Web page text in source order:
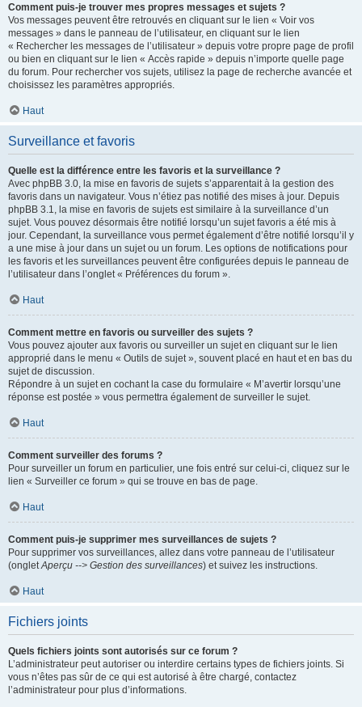
Comment puis-je trouver mes propres messages et sujets ?
Vos messages peuvent être retrouvés en cliquant sur le lien « Voir vos
messages » dans le panneau de l’utilisateur, en cliquant sur le lien
« Rechercher les messages de l’utilisateur » depuis votre propre page de profil
ou bien en cliquant sur le lien « Accès rapide » depuis n’importe quelle page
du forum. Pour rechercher vos sujets, utilisez la page de recherche avancée et
choisissez les paramètres appropriés.
Haut
Surveillance et favoris
Quelle est la différence entre les favoris et la surveillance ?
Avec phpBB 3.0, la mise en favoris de sujets s’apparentait à la gestion des
favoris dans un navigateur. Vous n’étiez pas notifié des mises à jour. Depuis
phpBB 3.1, la mise en favoris de sujets est similaire à la surveillance d’un
sujet. Vous pouvez désormais être notifié lorsqu’un sujet favoris a été mis à
jour. Cependant, la surveillance vous permet également d’être notifié lorsqu’il y
a une mise à jour dans un sujet ou un forum. Les options de notifications pour
les favoris et les surveillances peuvent être configurées depuis le panneau de
l’utilisateur dans l’onglet « Préférences du forum ».
Haut
Comment mettre en favoris ou surveiller des sujets ?
Vous pouvez ajouter aux favoris ou surveiller un sujet en cliquant sur le lien
approprié dans le menu « Outils de sujet », souvent placé en haut et en bas du
sujet de discussion.
Répondre à un sujet en cochant la case du formulaire « M’avertir lorsqu’une
réponse est postée » vous permettra également de surveiller le sujet.
Haut
Comment surveiller des forums ?
Pour surveiller un forum en particulier, une fois entré sur celui-ci, cliquez sur le
lien « Surveiller ce forum » qui se trouve en bas de page.
Haut
Comment puis-je supprimer mes surveillances de sujets ?
Pour supprimer vos surveillances, allez dans votre panneau de l’utilisateur
(ongletAperçu --> Gestion des surveillances) et suivez les instructions.
Haut
Fichiers joints
Quels fichiers joints sont autorisés sur ce forum ?
L’administrateur peut autoriser ou interdire certains types de fichiers joints. Si
vous n’êtes pas sûr de ce qui est autorisé à être chargé, contactez
l’administrateur pour plus d’informations.